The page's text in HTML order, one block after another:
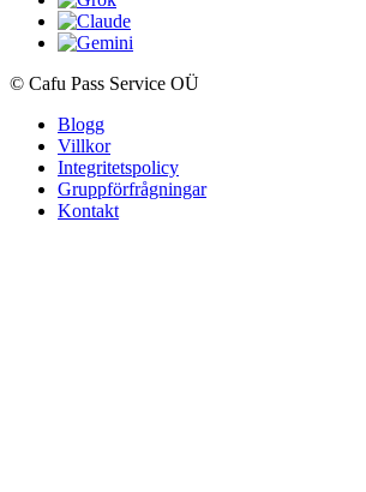
© Cafu Pass Service OÜ
Blogg
Villkor
Integritetspolicy
Gruppförfrågningar
Kontakt